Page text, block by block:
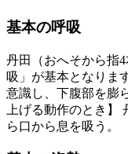
基本の呼吸
丹田（おへそから指
吸」が基本となりま
意識し、下腹部を膨
上げる動作のとき
ら口から息を吸う。